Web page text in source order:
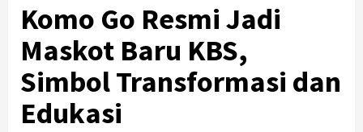
Komo Go Resmi Jadi
Maskot Baru KBS,
Simbol Transformasi dan
Edukasi